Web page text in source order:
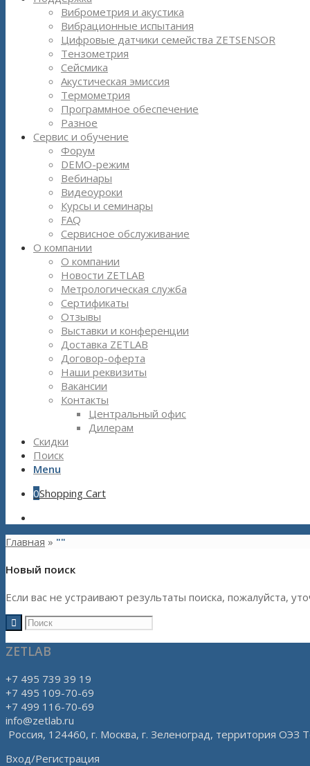
Виброметрия и акустика
Вибрационные испытания
Цифровые датчики семейства ZETSENSOR
Тензометрия
Сейсмика
Акустическая эмиссия
Термометрия
Программное обеспечение
Разное
Сервис и обучение
Форум
DEMO-режим
Вебинары
Видеоуроки
Курсы и семинары
FAQ
Сервисное обслуживание
О компании
О компании
Новости ZETLAB
Метрологическая служба
Сертификаты
Отзывы
Выставки и конференции
Доставка ZETLAB
Договор-оферта
Наши реквизиты
Вакансии
Контакты
Центральный офис
Дилерам
Скидки
Поиск
Menu
0Shopping Cart
Главная » ""
Новый поиск
Если вас не устраивают результаты поиска, пожалуйста,
ZETLAB
+7 495 739 39 19
+7 495 109-70-69
+7 499 116-70-69
info@zetlab.ru
Россия, 124460, г. Москва, г. Зеленоград, территория ОЭЗ
Вход/Регистрация